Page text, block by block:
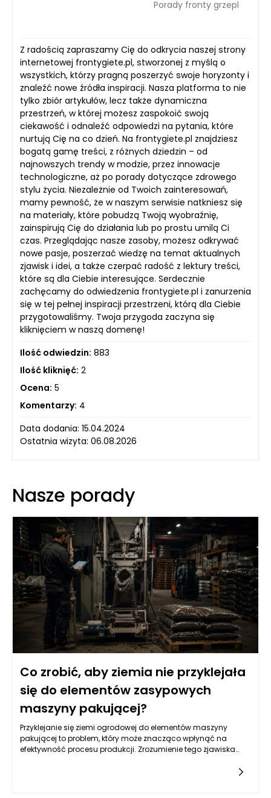
Porady fronty grzepl
Z radością zapraszamy Cię do odkrycia naszej strony
internetowej frontygiete.pl, stworzonej z myślą o
wszystkich, którzy pragną poszerzyć swoje horyzonty i
znaleźć nowe źródła inspiracji. Nasza platforma to nie
tylko zbiór artykułów, lecz także dynamiczna
przestrzeń, w której możesz zaspokoić swoją
ciekawość i odnaleźć odpowiedzi na pytania, które
nurtują Cię na co dzień. Na frontygiete.pl znajdziesz
bogatą gamę treści, z różnych dziedzin – od
najnowszych trendy w modzie, przez innowacje
technologiczne, aż po porady dotyczące zdrowego
stylu życia. Niezależnie od Twoich zainteresowań,
mamy pewność, że w naszym serwisie natkniesz się
na materiały, które pobudzą Twoją wyobraźnię,
zainspirują Cię do działania lub po prostu umilą Ci
czas. Przeglądając nasze zasoby, możesz odkrywać
nowe pasje, poszerzać wiedzę na temat aktualnych
zjawisk i idei, a także czerpać radość z lektury treści,
które są dla Ciebie interesujące. Serdecznie
zachęcamy do odwiedzenia frontygiete.pl i zanurzenia
się w tej pełnej inspiracji przestrzeni, którą dla Ciebie
przygotowaliśmy. Twoja przygoda zaczyna się
kliknięciem w naszą domenę!
Ilość odwiedzin: 883
Ilość kliknięć: 2
Ocena: 5
Komentarzy: 4
Data dodania: 15.04.2024
Ostatnia wizyta: 06.08.2026
Nasze porady
Co zrobić, aby ziemia nie przyklejała
się do elementów zasypowych
maszyny pakującej?
Przyklejanie się ziemi ogrodowej do elementów maszyny
pakującej to problem, który może znacząco wpłynąć na
efektywność procesu produkcji. Zrozumienie tego zjawiska
ziemi oraz konstrukcji maszyn pakujących. Często przyczyna